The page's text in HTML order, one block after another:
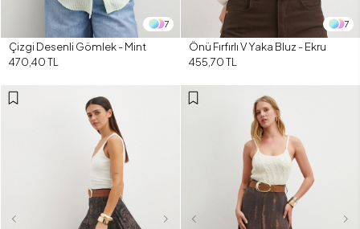
7
Çizgi Desenli Gömlek - Mint
470,40 TL
7
Önü Fırfırlı V Yaka Bluz - Ekru
455,70 TL